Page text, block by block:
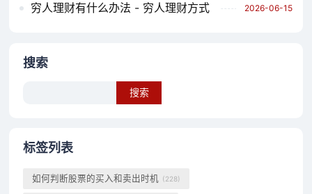
穷人理财有什么办法 - 穷人理财方式 2026-06-15
搜索
标签列表
如何判断股票的买入和卖出时机 (228)